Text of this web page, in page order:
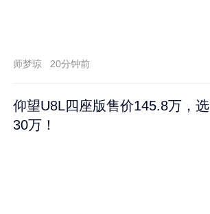
师梦琼 20分钟前
仰望U8L四座版售价145.8万，
30万！